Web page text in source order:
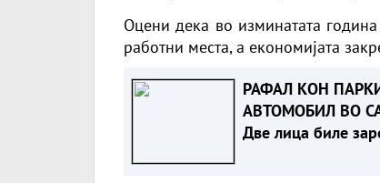
Оцени дека во изминатата
работни места, а економијата
РАФАЛ КОН
АВТОМОБИЛ ВО
Две лица биле